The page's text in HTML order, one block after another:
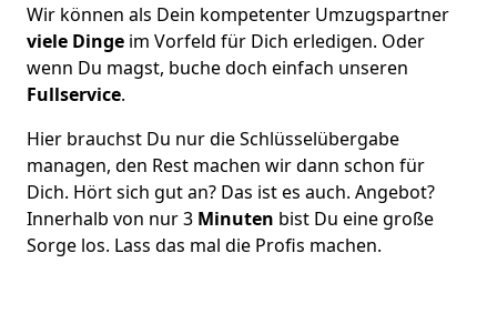
Wir können als Dein kompetenter Umzugspartner
viele Dinge im Vorfeld für Dich erledigen. Oder
wenn Du magst, buche doch einfach unseren
Fullservice.
Hier brauchst Du nur die Schlüsselübergabe
managen, den Rest machen wir dann schon für
Dich. Hört sich gut an? Das ist es auch. Angebot?
Innerhalb von nur 3 Minuten bist Du eine große
Sorge los. Lass das mal die Profis machen.